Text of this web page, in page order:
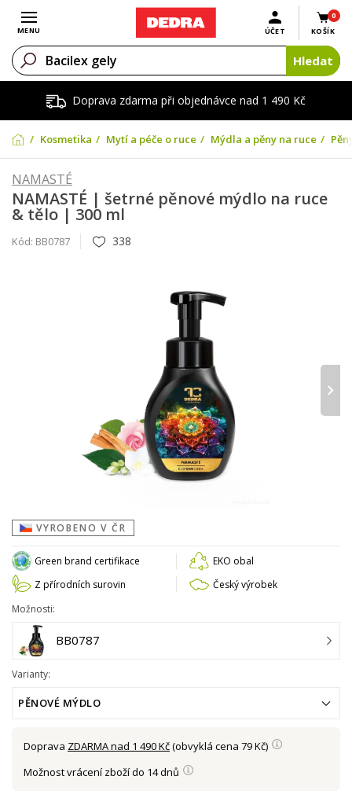
Doprava zdarma při objednávce nad 1 490 Kč
Otevřít menu
MENU
0
KOŠÍK
ÚČET
Hledat
Kosmetika Mytí a péče o ruce Mýdla a pěny na ruce
NAMASTÉ
NAMASTÉ | šetrné pěnové mýdlo na ruce
& tělo | 300 ml
Kód: BB0787 338
›
VYROBENO V ČR
Green brand certifikace
EKO obal
Z přírodních surovin
Český výrobek
Možnosti:
BB0787
Varianty:
PĚNOVÉ MÝDLO
Doprava ZDARMA nad 1 490 Kč(obvyklá cena 79 Kč)
Možnost vrácení zboží do 14 dnů